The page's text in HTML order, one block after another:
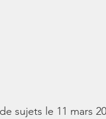
sujets le 11 mars